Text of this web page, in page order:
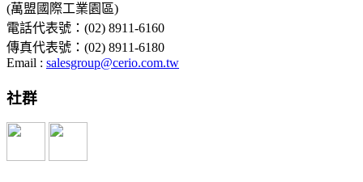
(萬盟國際工業園區)
電話代表號：(02) 8911-6160
傳真代表號：(02) 8911-6180
Email : salesgroup@cerio.com.tw
社群